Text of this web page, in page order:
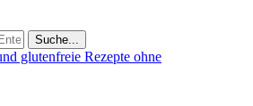
Suche...